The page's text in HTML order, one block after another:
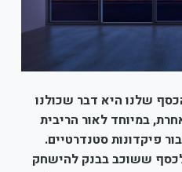
שלנו היא דבר שכולנו
במיוחד לאור הריבית
פיקדונות סטנדרטיים.
ששוכב בבנק להישחק